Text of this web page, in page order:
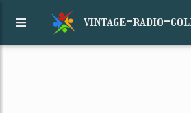
vintage-radio-